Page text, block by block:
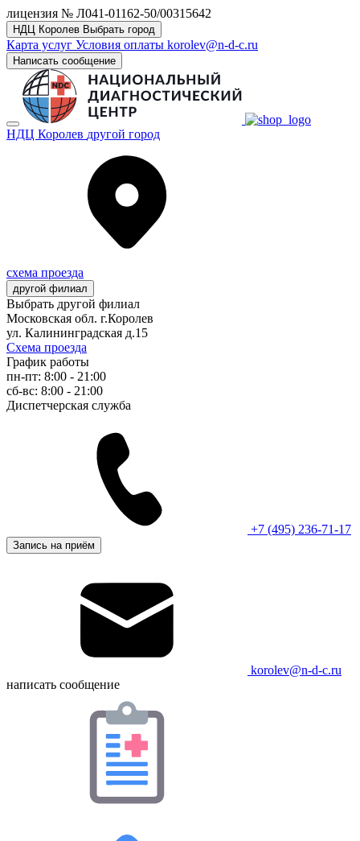
лицензия № Л041-01162-50/00315642
НДЦ Королев Выбрать город
Карта услуг Условия оплаты korolev@n-d-c.ru
Написать сообщение
НДЦ Королев другой город
схема проезда
другой филиал
Выбрать другой филиал
Московская обл. г.Королев
ул. Калининградская д.15
Схема проезда
График работы
пн-пт: 8:00 - 21:00
сб-вс: 8:00 - 21:00
Диспетчерская служба
+7 (495) 236-71-17
Запись на приём
korolev@n-d-c.ru
написать сообщение